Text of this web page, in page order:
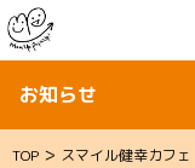
お知らせ
TOP > スマイル健幸カフェ